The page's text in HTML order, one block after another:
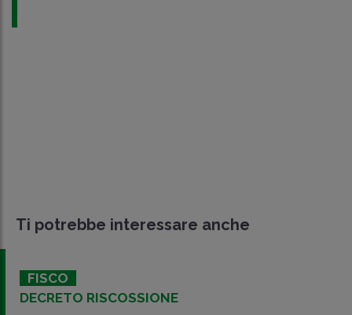
Ti potrebbe interessare anche
FISCO
DECRETO RISCOSSIONE